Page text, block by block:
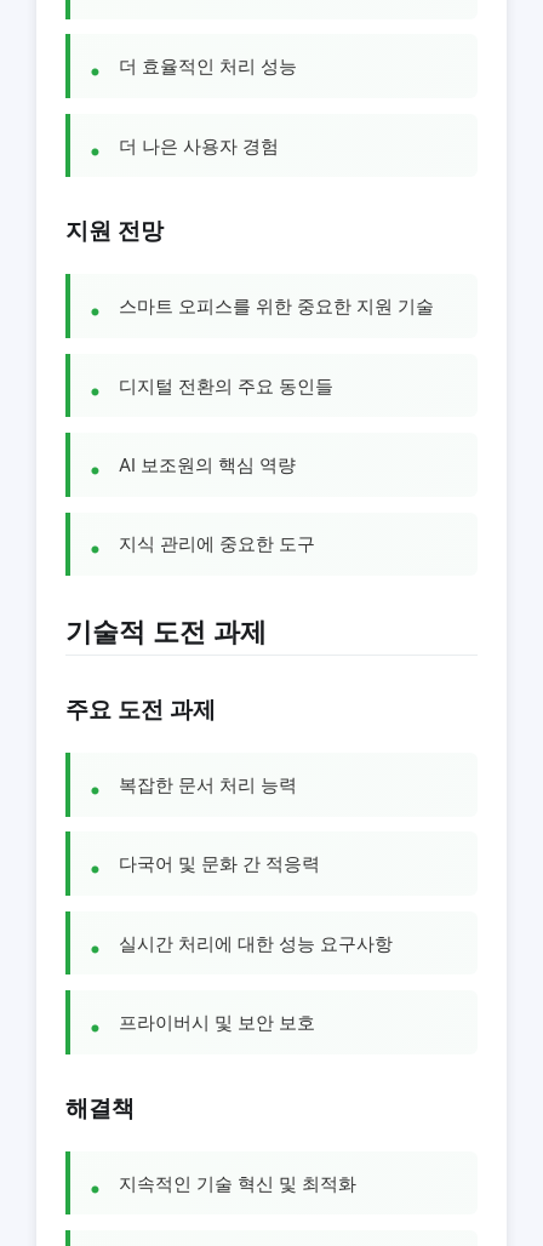
더 효율적인 처리 성능
더 나은 사용자 경험
지원 전망
스마트 오피스를 위한 중요한 지원 기술
디지털 전환의 주요 동인들
AI 보조원의 핵심 역량
지식 관리에 중요한 도구
기술적 도전 과제
주요 도전 과제
복잡한 문서 처리 능력
다국어 및 문화 간 적응력
실시간 처리에 대한 성능 요구사항
프라이버시 및 보안 보호
해결책
지속적인 기술 혁신 및 최적화